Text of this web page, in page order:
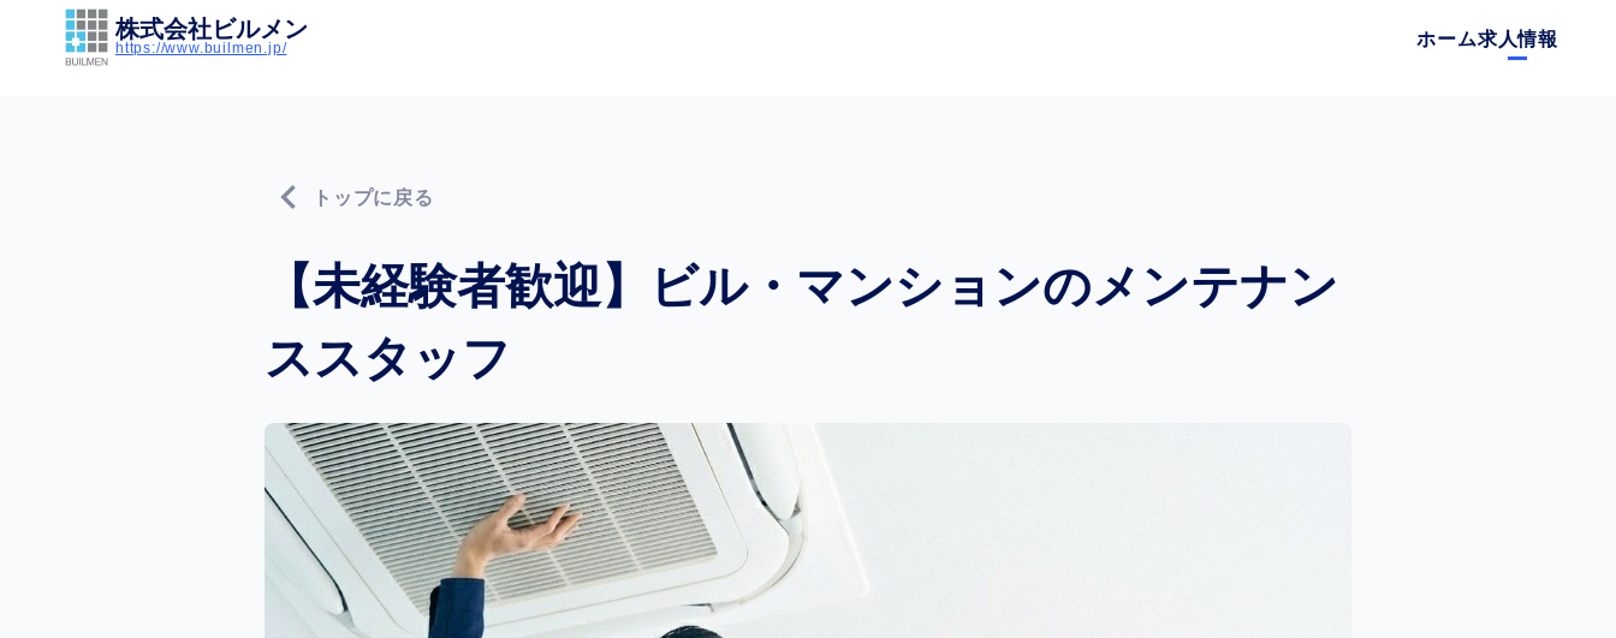
株式会社ビルメン
https://www.builmen.jp/ ホーム求人情報
chevron_left トップに戻る
【未経験者歓迎】ビル・マンションのメンテナン
ススタッフ